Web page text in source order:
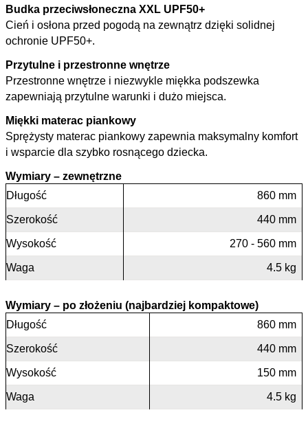
Budka przeciwsłoneczna XXL UPF50+
Cień i osłona przed pogodą na zewnątrz dzięki solidnej
ochronie UPF50+.
Przytulne i przestronne wnętrze
Przestronne wnętrze i niezwykle miękka podszewka
zapewniają przytulne warunki i dużo miejsca.
Miękki materac piankowy
Sprężysty materac piankowy zapewnia maksymalny komfort
i wsparcie dla szybko rosnącego dziecka.
Wymiary – zewnętrzne
Długość
860 mm
Szerokość 440 mm
Wysokość 270 - 560 mm
Waga 4.5 kg
Wymiary – po złożeniu (najbardziej kompaktowe)
Długość
860 mm
Szerokość 440 mm
Wysokość 150 mm
Waga 4.5 kg